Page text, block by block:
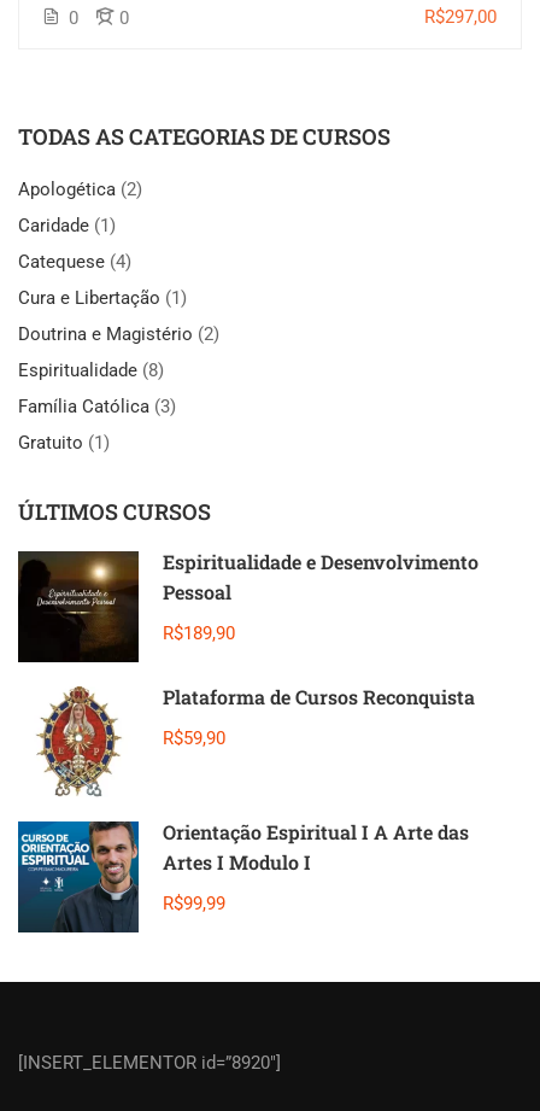
0 0 R$297,00
TODAS AS CATEGORIAS DE CURSOS
Apologética (2)
Caridade (1)
Catequese (4)
Cura e Libertação (1)
Doutrina e Magistério (2)
Espiritualidade (8)
Família Católica (3)
Gratuito (1)
ÚLTIMOS CURSOS
Espiritualidade e Desenvolvimento
Pessoal
R$189,90
Plataforma de Cursos Reconquista
R$59,90
Orientação Espiritual I A Arte das
Artes I Modulo I
R$99,99
[INSERT_ELEMENTOR id=”8920″]